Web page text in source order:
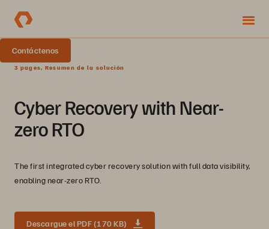
Contáctenos
3 pages, Resumen de la solución
Cyber Recovery with Near-
zero RTO
The first integrated cyber recovery solution with full data visibility,
enabling near-zero RTO.
Descargue el PDF (170 KB)